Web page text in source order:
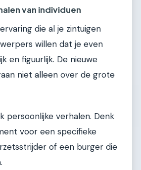
van individuen
die al je zintuigen
willen dat je even
en figuurlijk. De nieuwe
niet alleen over de grote
persoonlijke verhalen. Denk
voor een specifieke
of een burger die